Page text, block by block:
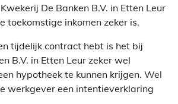
De Banken B.V. in Etten Leur
toekomstige inkomen zeker is.
tijdelijk contract hebt is het bij
B.V. in Etten Leur zeker wel
hypotheek te kunnen krijgen. Wel
werkgever een intentieverklaring